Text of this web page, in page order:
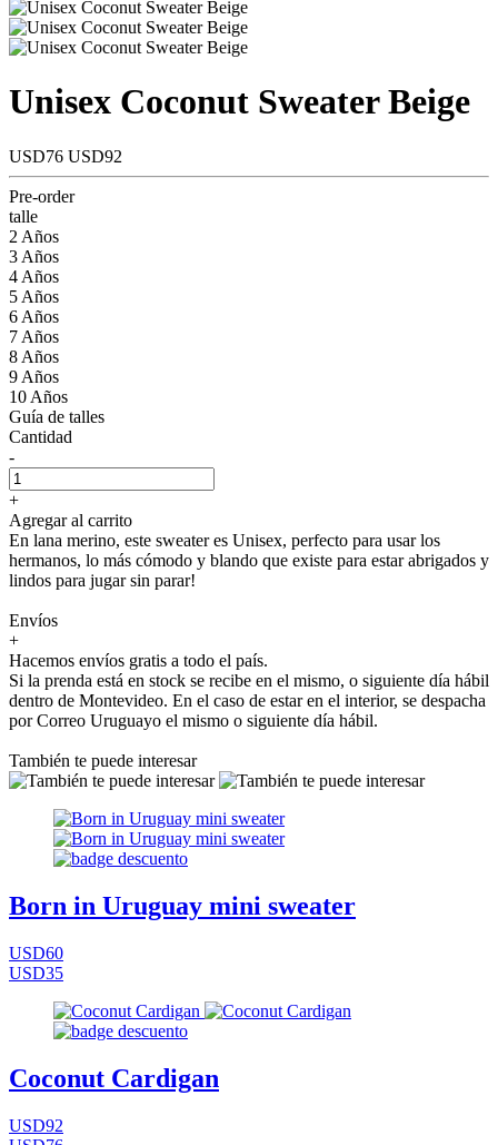
Unisex Coconut Sweater Beige
USD76 USD92
Pre-order
talle
2 Años
3 Años
4 Años
5 Años
6 Años
7 Años
8 Años
9 Años
10 Años
Guía de talles
Cantidad
-
+
Agregar al carrito
En lana merino, este sweater es Unisex, perfecto para usar los
hermanos, lo más cómodo y blando que existe para estar abrigados y
lindos para jugar sin parar!
Envíos
+
Hacemos envíos gratis a todo el país.
Si la prenda está en stock se recibe en el mismo, o siguiente día hábil
dentro de Montevideo. En el caso de estar en el interior, se despacha
por Correo Uruguayo el mismo o siguiente día hábil.
También te puede interesar
Born in Uruguay mini sweater
USD60
USD35
Coconut Cardigan
USD92